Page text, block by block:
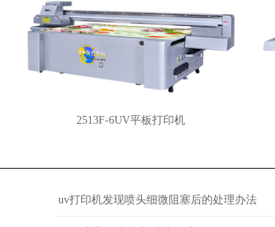
2513F-6UV平板打印机
uv打印机发现喷头细微阻塞后的处理办法